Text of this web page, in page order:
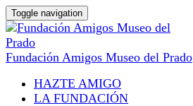
Toggle navigation
Fundación Amigos Museo del Prado
HAZTE AMIGO
LA FUNDACIÓN